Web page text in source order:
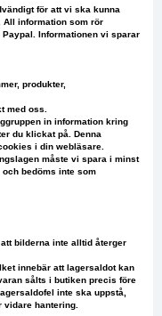
för att vi ska kunna
All information som rör
Informationen vi sparar
produkter,
med oss.
in information kring
du klickat på. Denna
i din webläsare.
måste vi spara i minst
bedöms inte som
bilderna inte alltid återger
innebär att lagersaldot kan
sålts i butiken precis före
inte ska uppstå,
vidare hantering.